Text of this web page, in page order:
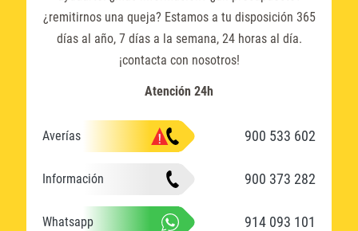
¿remitirnos una queja? Estamos a tu disposición 365
días al año, 7 días a la semana, 24 horas al día.
¡contacta con nosotros!
Atención 24h
Averías 900 533 602
Información 900 373 282
Whatsapp 914 093 101